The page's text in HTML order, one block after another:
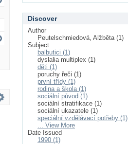
Discover
Author
Peutelschmiedová, Alžběta (1)
Subject
balbutici (1)
dyslalia multiplex (1)
děti (1)
poruchy řeči (1)
první třídy (1)
rodina a škola (1)
sociální původ (1)
sociální stratifikace (1)
sociální ukazatele (1)
speciální vzdělávací potřeby (1)
... View More
Date Issued
1990 (1)